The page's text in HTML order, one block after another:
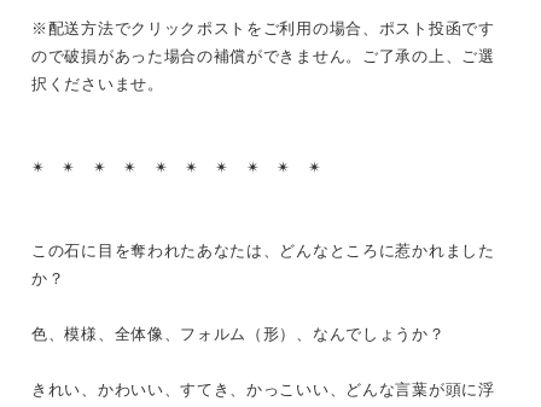
※配送方法でクリックポストをご利用の場合、ポスト投函です
ので破損があった場合の補償ができません。ご了承の上、ご選
択くださいませ。
✴︎ ✴︎ ✴︎ ✴︎ ✴︎ ✴︎ ✴︎ ✴︎ ✴︎ ✴︎
この石に目を奪われたあなたは、どんなところに惹かれました
か？
色、模様、全体像、フォルム（形）、なんでしょうか？
きれい、かわいい、すてき、かっこいい、どんな言葉が頭に浮